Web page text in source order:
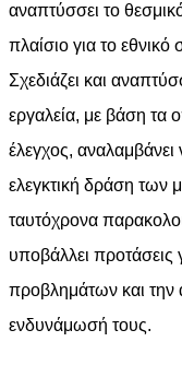
αναπτύσσει το
πλαίσιο για το
Σχεδιάζει και
εργαλεία, με βάση τα
έλεγχος, αναλαμβάνει
ελεγκτική δράση των
ταυτόχρονα
υποβάλλει προτάσεις
προβλημάτων και την
ενδυνάμωσή τους.